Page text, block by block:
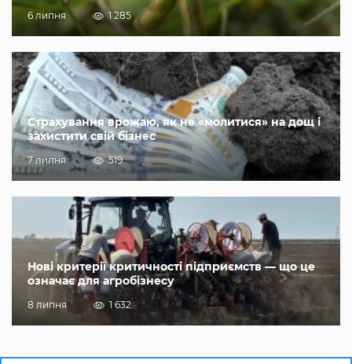
6 липня 1 285
Страхування врожаю, як не «молитися» на дощ і
захистити свій бізнес
7 липня 519
Нові критерії критичності підприємств — що це
означає для агробізнесу
8 липня 1 632